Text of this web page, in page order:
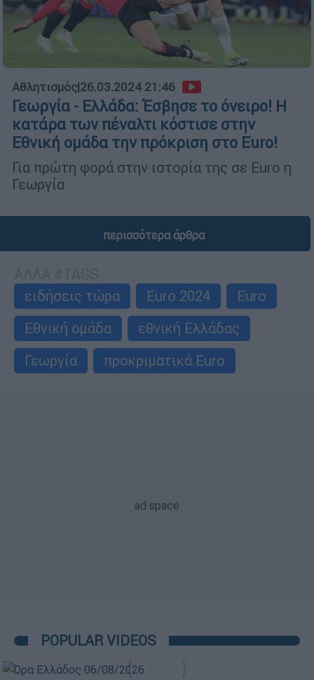
Αθλητισμός|26.03.2024 21:46
Γεωργία - Ελλάδα: Έσβησε το όνειρο! Η
κατάρα των πέναλτι κόστισε στην
Εθνική ομάδα την πρόκριση στο Euro!
Για πρώτη φορά στην ιστορία της σε Euro η
Γεωργία
περισσότερα άρθρα
ειδήσεις τώρα
Euro 2024
Euro
Εθνική ομάδα
εθνική Ελλάδας
Γεωργία
προκριματικά Euro
POPULAR VIDEOS